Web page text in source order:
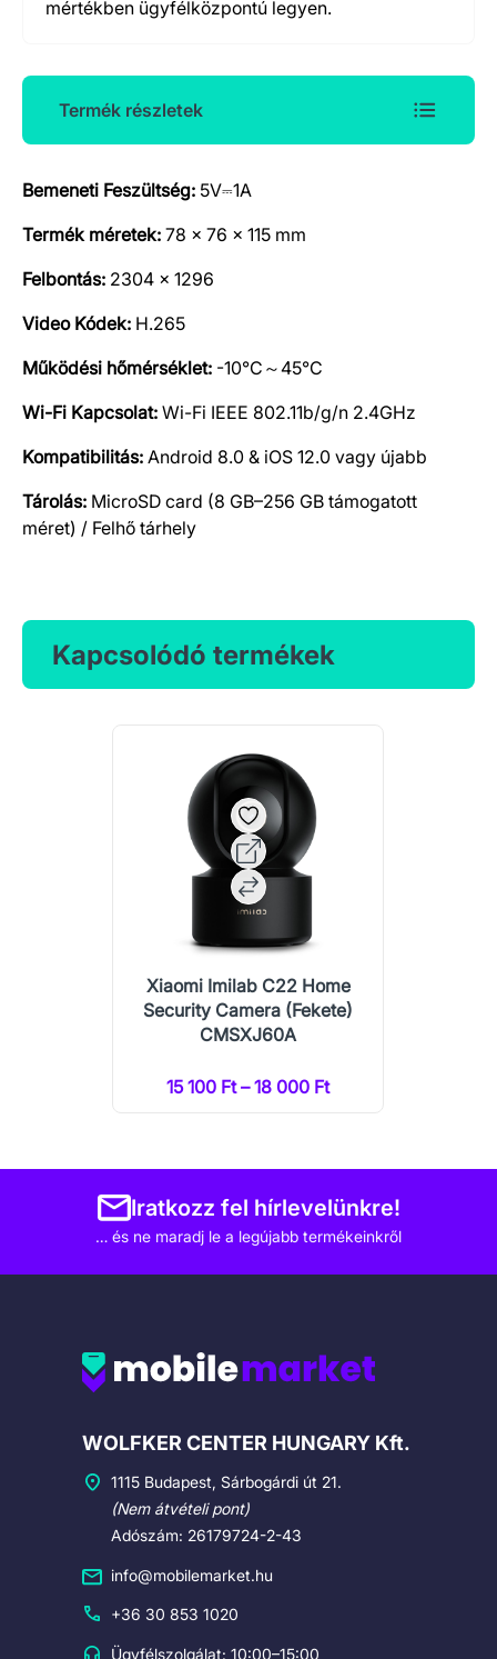
mértékben ügyfélközpontú legyen.
Termék részletek
Bemeneti Feszültség: 5V⎓1A
Termék méretek: 78 × 76 × 115 mm
Felbontás: 2304 × 1296
Video Kódek: H.265
Működési hőmérséklet: -10°C～45°C
Wi-Fi Kapcsolat: Wi-Fi IEEE 802.11b/g/n 2.4GHz
Kompatibilitás: Android 8.0 & iOS 12.0 vagy újabb
Tárolás: MicroSD card (8 GB–256 GB támogatott
méret) / Felhő tárhely
Kapcsolódó termékek
Xiaomi Imilab C22 Home
Security Camera (Fekete)
CMSXJ60A
15 100 Ft – 18 000 Ft
Iratkozz fel hírlevelünkre!
… és ne maradj le a legújabb termékeinkről
Cégadatok
WOLFKER CENTER HUNGARY Kft.
1115 Budapest, Sárbogárdi út 21.
(Nem átvételi pont)
Adószám: 26179724-2-43
info@mobilemarket.hu
+36 30 853 1020
Ügyfélszolgálat: 10:00–15:00